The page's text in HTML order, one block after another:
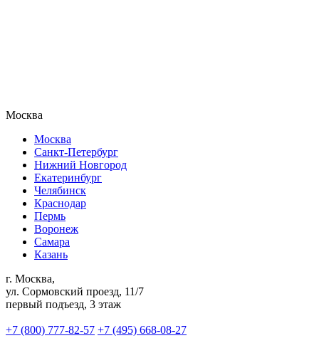
Москва
Москва
Санкт-Петербург
Нижний Новгород
Екатеринбург
Челябинск
Краснодар
Пермь
Воронеж
Самара
Казань
г. Москва,
ул. Сормовский проезд, 11/7
первый подъезд, 3 этаж
+7 (800) 777-82-57 +7 (495) 668-08-27